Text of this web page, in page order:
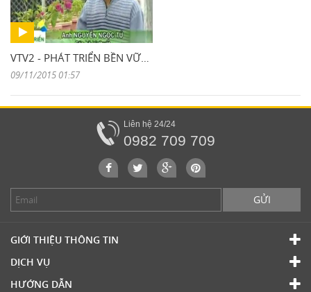
VTV2 - PHÁT TRIỂN BỀN VỮNG KHÔNG GIAN SINH THÁI CHO ĐÔ THỊ BỀN VỮNG
09/11/2015 01:57
Liên hệ 24/24
0982 709 709
GỬI
GIỚI THIỆU THÔNG TIN
DỊCH VỤ
HƯỚNG DẪN